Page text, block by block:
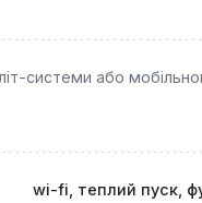
системи або
wi-fi, теплий пуск,